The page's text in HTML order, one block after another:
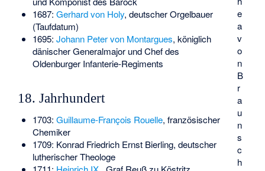
e
a
v
o
n
B
r
a
u
n
s
c
h
1687: Gerhard von Holy, deutscher Orgelbauer
(Taufdatum)
1695: Johann Peter von Montargues, königlich
dänischer Generalmajor und Chef des
Oldenburger Infanterie-Regiments
18. Jahrhundert
1703: Guillaume-François Rouelle, französischer
Chemiker
1709: Konrad Friedrich Ernst Bierling, deutscher
lutherischer Theologe